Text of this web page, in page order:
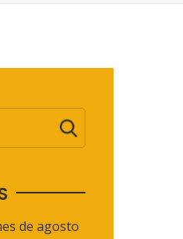
de agosto